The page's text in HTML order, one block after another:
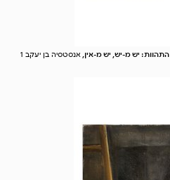
התהוות: יש מ-יש, יש מ-אין, אנסטסיה בן יעקב 1